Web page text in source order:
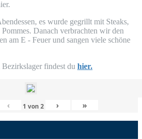
es wur­de gegrillt mit Steaks,
Danach ver­brach­ten wir den
am E - Feu­er und san­gen vie­le schö­ne
fin­dest du hier.
‹ 1 von 2 › »